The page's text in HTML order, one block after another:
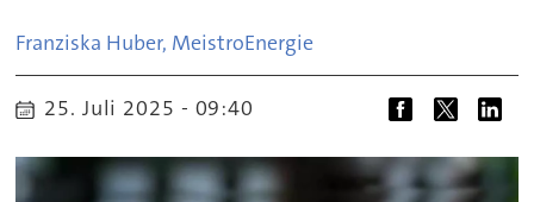
Franziska Huber, MeistroEnergie
25. Juli 2025 - 09:40